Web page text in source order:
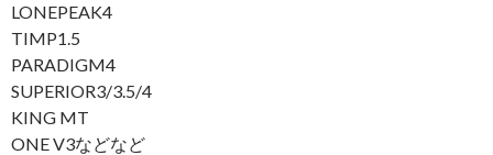
LONEPEAK4
TIMP1.5
PARADIGM4
SUPERIOR3/3.5/4
KING MT
ONE V3などなど